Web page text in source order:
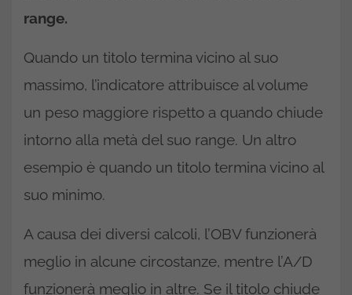
range.
Quando un titolo termina vicino al suo
massimo, l’indicatore attribuisce al volume
un peso maggiore rispetto a quando chiude
intorno alla metà del suo range. Un altro
esempio è quando un titolo termina vicino al
suo minimo.
A causa dei diversi calcoli, l’OBV funzionerà
meglio in alcune circostanze, mentre l’A/D
funzionerà meglio in altre. Se il titolo chiude